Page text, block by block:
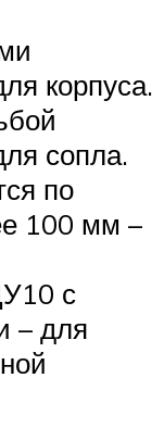
корпуса.
сопла.
по
100 мм –
с
– для